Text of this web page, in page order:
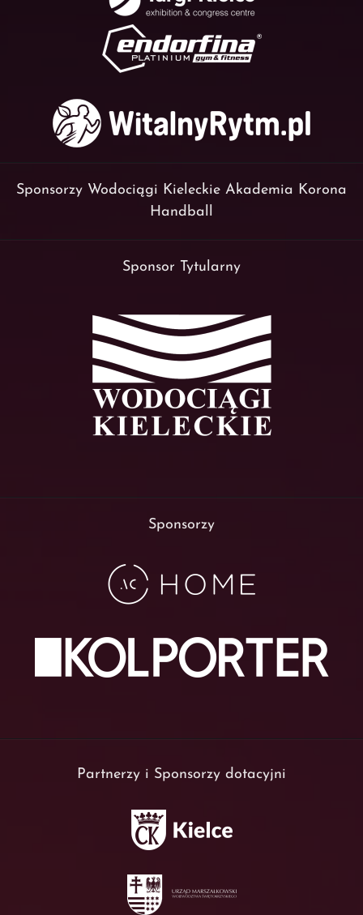
Sponsorzy Wodociągi Kieleckie Akademia Korona
Handball
Sponsor Tytularny
Sponsorzy
Partnerzy i Sponsorzy dotacyjni